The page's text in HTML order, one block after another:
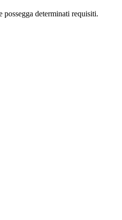
determinati requisiti.